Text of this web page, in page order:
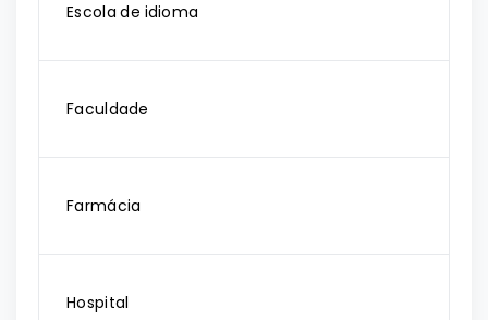
Escola de idioma
Faculdade
Farmácia
Hospital